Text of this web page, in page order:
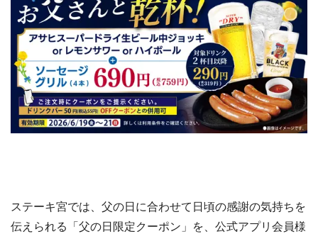
ステーキ宮では、父の日に合わせて日頃の感謝の気持ちを
伝えられる「父の日限定クーポン」を、公式アプリ会員様